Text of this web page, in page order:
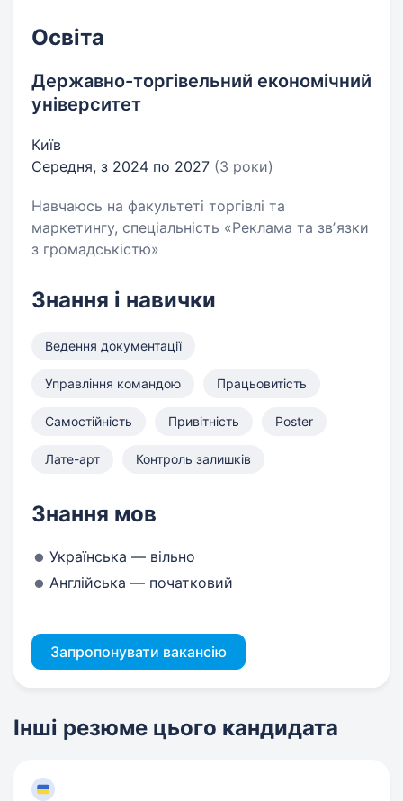
Освіта
Державно-торгівельний економічний
університет
Київ
Середня, з 2024 по 2027 (3 роки)
Навчаюсь на факультеті торгівлі та
маркетингу, спеціальність «Реклама та звʼязки
з громадськістю»
Знання і навички
Ведення документації
Управління командою Працьовитість
Самостійність Привітність Poster
Лате-арт Контроль залишків
Знання мов
Українська — вільно
Англійська — початковий
Запропонувати вакансію
Інші резюме цього кандидата